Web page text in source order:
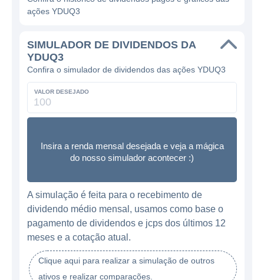
ações YDUQ3
SIMULADOR DE DIVIDENDOS DA
YDUQ3
Confira o simulador de dividendos das ações YDUQ3
VALOR DESEJADO
Insira a renda mensal desejada e veja a mágica
do nosso simulador acontecer :)
A simulação é feita para o recebimento de
dividendo médio mensal, usamos como base o
pagamento de dividendos e jcps dos últimos 12
meses e a cotação atual.
Clique aqui para realizar a simulação de outros
ativos e realizar comparações.